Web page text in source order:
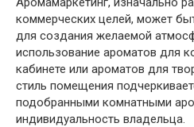
коммерческих целей, может
для создания желаемой
использование ароматов для
кабинете или ароматов для
стиль помещения
подобранными комнатными
индивидуальность владельца.